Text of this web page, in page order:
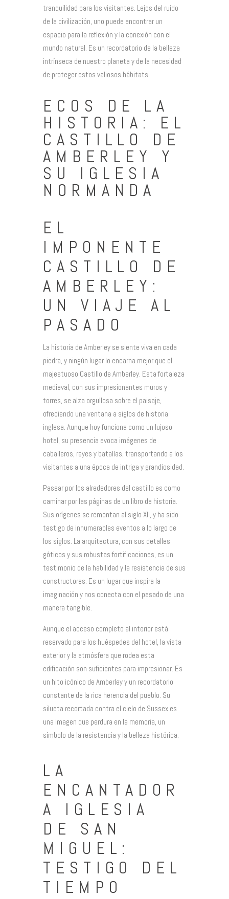
tranquilidad para los visitantes. Lejos del ruido
de la civilización, uno puede encontrar un
espacio para la reflexión y la conexión con el
mundo natural. Es un recordatorio de la belleza
intrínseca de nuestro planeta y de la necesidad
de proteger estos valiosos hábitats.
ECOS DE LA
HISTORIA: EL
CASTILLO DE
AMBERLEY Y
SU IGLESIA
NORMANDA
EL
IMPONENTE
CASTILLO DE
AMBERLEY:
UN VIAJE AL
PASADO
La historia de Amberley se siente viva en cada
piedra, y ningún lugar lo encarna mejor que el
majestuoso Castillo de Amberley. Esta fortaleza
medieval, con sus impresionantes muros y
torres, se alza orgullosa sobre el paisaje,
ofreciendo una ventana a siglos de historia
inglesa. Aunque hoy funciona como un lujoso
hotel, su presencia evoca imágenes de
caballeros, reyes y batallas, transportando a los
visitantes a una época de intriga y grandiosidad.
Pasear por los alrededores del castillo es como
caminar por las páginas de un libro de historia.
Sus orígenes se remontan al siglo XII, y ha sido
testigo de innumerables eventos a lo largo de
los siglos. La arquitectura, con sus detalles
góticos y sus robustas fortificaciones, es un
testimonio de la habilidad y la resistencia de sus
constructores. Es un lugar que inspira la
imaginación y nos conecta con el pasado de una
manera tangible.
Aunque el acceso completo al interior está
reservado para los huéspedes del hotel, la vista
exterior y la atmósfera que rodea esta
edificación son suficientes para impresionar. Es
un hito icónico de Amberley y un recordatorio
constante de la rica herencia del pueblo. Su
silueta recortada contra el cielo de Sussex es
una imagen que perdura en la memoria, un
símbolo de la resistencia y la belleza histórica.
LA
ENCANTADOR
A IGLESIA
DE SAN
MIGUEL:
TESTIGO DEL
TIEMPO